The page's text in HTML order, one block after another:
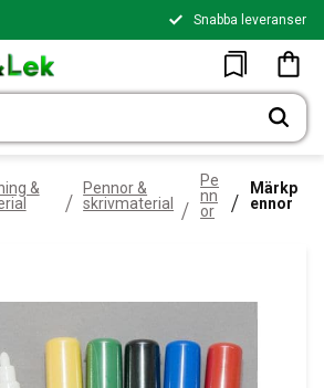
Snabba leveranser
Favoriter
&
Pennor &
skrivmaterial
Pe
nn
or
Märkp
ennor